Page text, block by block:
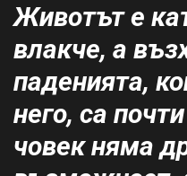
Животът е
влакче, а
паденията,
него, са
човек няма